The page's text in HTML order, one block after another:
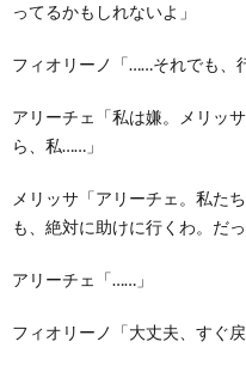
ってるかもしれないよ」
フィオリーノ「……それでも、
アリーチェ「私は嫌。メリッ
ら、私……」
メリッサ「アリーチェ。私た
も、絶対に助けに行くわ。だ
アリーチェ「……」
フィオリーノ「大丈夫、すぐ戻